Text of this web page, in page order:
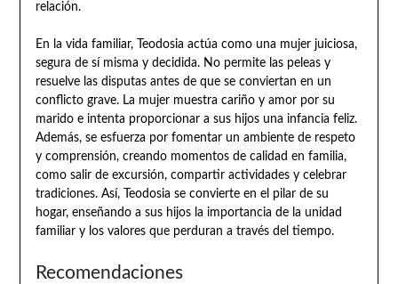
relación.
En la vida familiar, Teodosia actúa como una mujer juiciosa,
segura de sí misma y decidida. No permite las peleas y
resuelve las disputas antes de que se conviertan en un
conflicto grave. La mujer muestra cariño y amor por su
marido e intenta proporcionar a sus hijos una infancia feliz.
Además, se esfuerza por fomentar un ambiente de respeto
y comprensión, creando momentos de calidad en familia,
como salir de excursión, compartir actividades y celebrar
tradiciones. Así, Teodosia se convierte en el pilar de su
hogar, enseñando a sus hijos la importancia de la unidad
familiar y los valores que perduran a través del tiempo.
Recomendaciones